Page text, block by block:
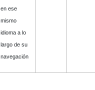
en ese
mismo
idioma a lo
largo de su
navegación